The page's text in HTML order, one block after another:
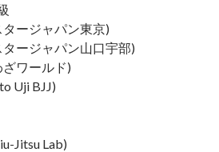
ージャパン東京)
ージャパン山口宇部)
ワールド)
Uji BJJ)
Jitsu Lab)